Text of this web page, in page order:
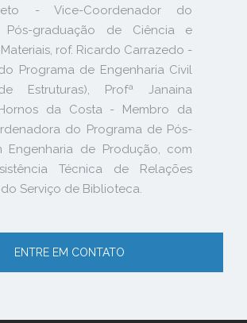
- Vice-Coordenador do
Pós-graduação de Ciência e
rof. Ricardo Carrazedo -
Programa de Engenharia Civil
Estruturas), Profª Janaina
da Costa - Membro da
do Programa de Pós-
Engenharia de Produção, com
Técnica de Relações
Serviço de Biblioteca.
ENTRE EM CONTATO